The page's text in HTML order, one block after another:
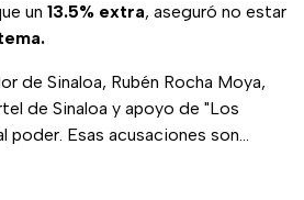
un 13.5% extra, aseguró no estar
de Sinaloa, Rubén Rocha Moya,
de Sinaloa y apoyo de "Los
poder. Esas acusaciones son…